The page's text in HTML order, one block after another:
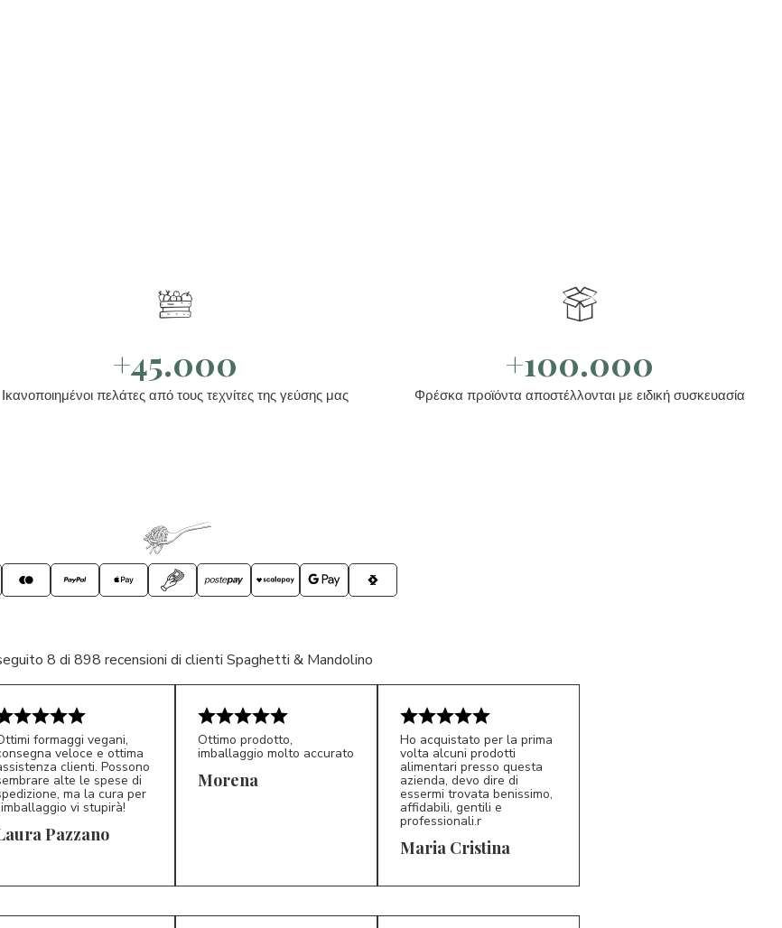
+45.000
Ικανοποιημένοι πελάτες από τους τεχνίτες της γεύσης μας
+100.000
Φρέσκα προϊόντα αποστέλλονται με ειδική συσκευασία
8 di 898 recensioni di clienti Spaghetti & Mandolino
5/5
formaggi vegani,
veloce e ottima
clienti. Possono
alte le spese di
ma la cura per
vi stupirà!
Pazzano
Ottimo prodotto,
imballaggio molto accurato
Morena
MC 5/5
Ho acquistato per la prima
volta alcuni prodotti
alimentari presso questa
azienda, devo dire di
essermi trovata benissimo,
affidabili, gentili e
professionali.r
Maria Cristina